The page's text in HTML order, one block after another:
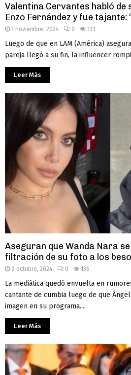
Valentina Cervantes habló de
Enzo Fernández y fue tajante:
1 noviembre, 2024 0 131
Luego de que en LAM (América)
pareja llegó a su fin, la influencer
Leer Más
Aseguran que Wanda Nara
filtración de su foto a los
9 octubre, 2024 0 136
La mediática quedó envuelta en
cantante de cumbia luego de que
imagen en su programa....
Leer Más